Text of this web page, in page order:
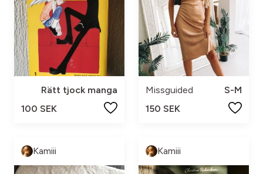
Rätt tjock manga
100 SEK
Missguided
S-M
150 SEK
Kamiii Kamiii